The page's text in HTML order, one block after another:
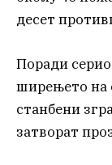
десет
Поради
ширењето на
станбени
затворат